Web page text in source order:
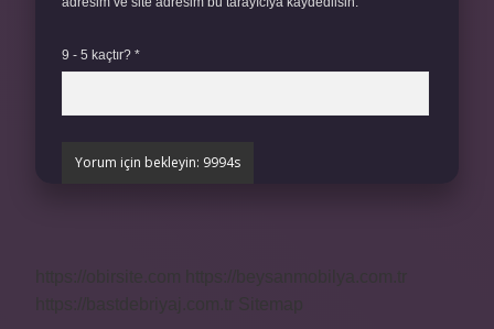
9 - 5 kaçtır? *